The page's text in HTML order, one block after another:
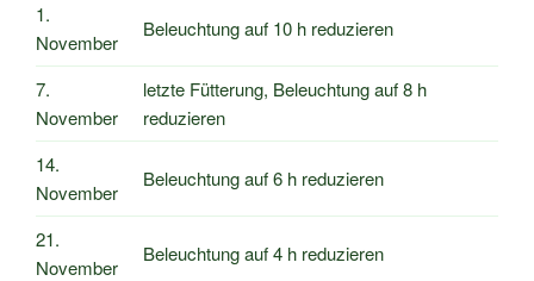
1.
November
Beleuchtung auf 10 h reduzieren
7.
November
letzte Fütterung, Beleuchtung auf 8 h
reduzieren
14.
November
Beleuchtung auf 6 h reduzieren
21.
November
Beleuchtung auf 4 h reduzieren